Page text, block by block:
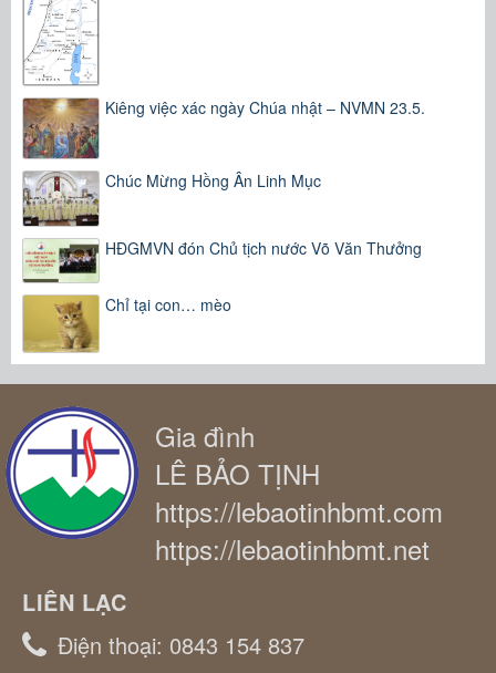
Kiêng việc xác ngày Chúa nhật – NVMN 23.5.
Chúc Mừng Hồng Ân Linh Mục
HĐGMVN đón Chủ tịch nước Võ Văn Thưởng
Chỉ tại con… mèo
Gia đình
LÊ BẢO TỊNH
https://lebaotinhbmt.com
https://lebaotinhbmt.net
LIÊN LẠC
Điện thoại: 0843 154 837